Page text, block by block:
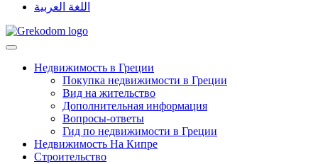
اللغة العربية
Недвижимость в Греции
Покупка недвижимости в Греции
Вид на жительство
Дополнительная информация
Вопросы-ответы
Гид по недвижимости в Греции
Недвижимость На Кипре
Строительство